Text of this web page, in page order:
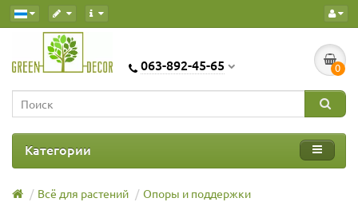
063-892-45-65 0
Категории
Всё для растений
Опоры и поддержки